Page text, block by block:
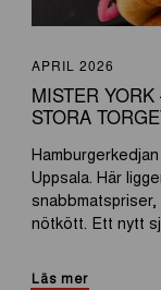
APRIL 2026
MISTER
STORA TORGET
Uppsala. Här
nötkött. Ett nytt
Läs mer